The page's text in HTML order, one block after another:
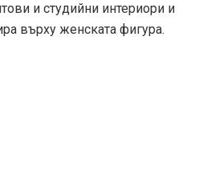
и студийни интериори и
върху женската фигура.